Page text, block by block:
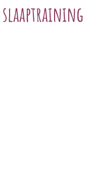
slaaptraining